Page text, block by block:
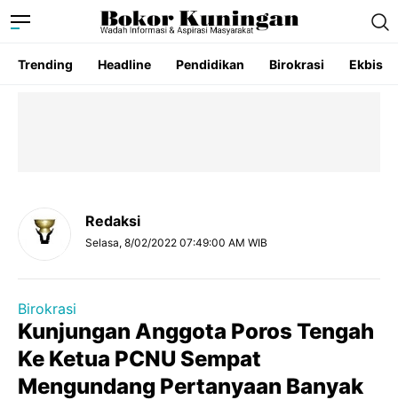
Trending Headline Pendidikan Birokrasi Ekbis
Redaksi
Selasa, 8/02/2022 07:49:00 AM WIB
Birokrasi
Kunjungan Anggota Poros Tengah
Ke Ketua PCNU Sempat
Mengundang Pertanyaan Banyak